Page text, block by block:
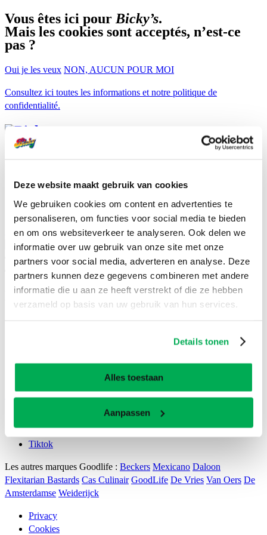
Deze website maakt gebruik van cookies
We gebruiken cookies om content en advertenties te
personaliseren, om functies voor social media te bieden
en om ons websiteverkeer te analyseren. Ook delen we
informatie over uw gebruik van onze site met onze
partners voor social media, adverteren en analyse. Deze
partners kunnen deze gegevens combineren met andere
informatie die u aan ze heeft verstrekt of die ze hebben
verzameld op basis van uw gebruik van hun services.
Details tonen
Alles toestaan
Aanpassen
Vous êtes ici pour Bicky’s.
Mais les cookies sont acceptés, n’est-ce
pas ?
Oui je les veux NON, AUCUN POUR MOI
Consultez ici toutes les informations et notre politique de
confidentialité.
Bicky du mois
Foodtruck
Professionals Trouver Bicky
Bicky - Altijd goed.
BICKY DU MOIS Professionals
Facebook
Tiktok
Les autres marques Goodlife : Beckers Mexicano Daloon
Flexitarian Bastards Cas Culinair GoodLife De Vries Van Oers De
Amsterdamse Weiderijck
Privacy
Cookies